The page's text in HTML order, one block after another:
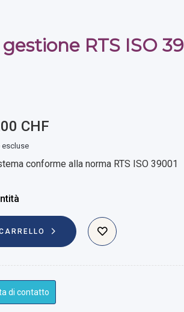
RTS ISO
CHF
escluse
conforme alla norma RTS ISO 39001
di contatto